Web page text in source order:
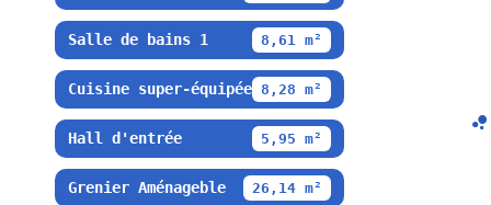
Salle de bains 1 8,61 m²
Cuisine super-équipée 8,28 m²
Hall d'entrée 5,95 m²
Grenier Aménageble 26,14 m²